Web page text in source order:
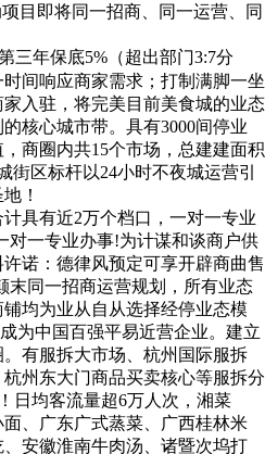
目即将同一招商、同一运营、同
年保底5%（超出部门3:7分
间响应商家需求；打制满脚一坐
入驻，将完美目前美食城的业态
核心城市带。具有3000间停业
商圈内共15个市场，总建建面积
街区标杆以24小时不夜城运营引
！
有近2万个档口，一对一专业
对一专业办事!为计谋和谈商户供
诺：德律风预定可享开辟商曲售
末同一招商运营规划，所有业态
均为业从自从选择经停业态模
为中国百强平易近营企业。建立
有服拆大市场、杭州国际服拆
州东大门商品买卖核心等服拆分
日均客流量超6万人次，湘菜
、广东广式蒸菜、广西桂林米
安徽淮南牛肉汤、诸暨次坞打